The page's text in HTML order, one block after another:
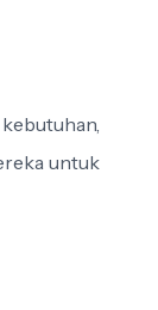
untuk